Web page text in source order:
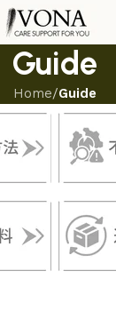
Guide
Home/Guide